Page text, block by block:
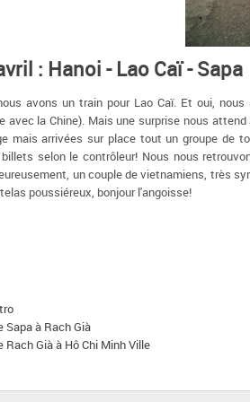
: Hanoi - Lao Caï - Sapa
avons un train pour Lao Caï. Et oui,
avec la Chine). Mais une surprise nous
mais arrivées sur place tout un groupe de
selon le contrôleur! Nous nous
un couple de vietnamiens, très
poussiéreux, bonjour l'angoisse!
Sapa à Rach Già
Rach Già à Hô Chi Minh Ville